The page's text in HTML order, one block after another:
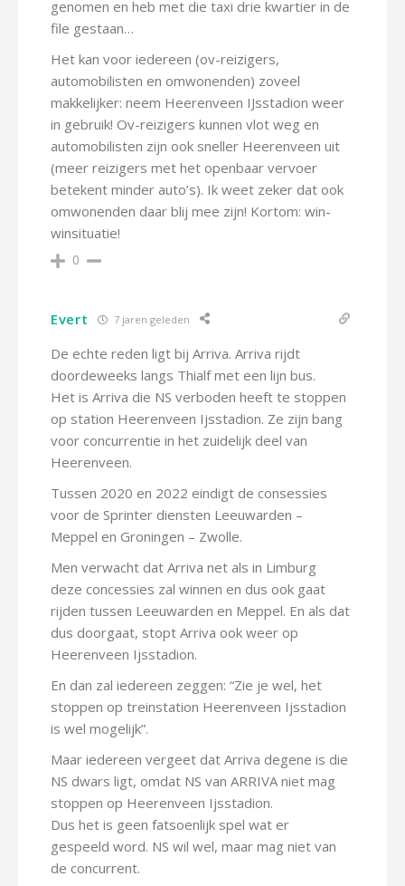
genomen en heb met die taxi drie kwartier in de
file gestaan…
Het kan voor iedereen (ov-reizigers,
automobilisten en omwonenden) zoveel
makkelijker: neem Heerenveen IJsstadion weer
in gebruik! Ov-reizigers kunnen vlot weg en
automobilisten zijn ook sneller Heerenveen uit
(meer reizigers met het openbaar vervoer
betekent minder auto’s). Ik weet zeker dat ook
omwonenden daar blij mee zijn! Kortom: win-
winsituatie!
0
Evert 7 jaren geleden
De echte reden ligt bij Arriva. Arriva rijdt
doordeweeks langs Thialf met een lijn bus.
Het is Arriva die NS verboden heeft te stoppen
op station Heerenveen Ijsstadion. Ze zijn bang
voor concurrentie in het zuidelijk deel van
Heerenveen.
Tussen 2020 en 2022 eindigt de consessies
voor de Sprinter diensten Leeuwarden –
Meppel en Groningen – Zwolle.
Men verwacht dat Arriva net als in Limburg
deze concessies zal winnen en dus ook gaat
rijden tussen Leeuwarden en Meppel. En als dat
dus doorgaat, stopt Arriva ook weer op
Heerenveen Ijsstadion.
En dan zal iedereen zeggen: “Zie je wel, het
stoppen op treinstation Heerenveen Ijsstadion
is wel mogelijk”.
Maar iedereen vergeet dat Arriva degene is die
NS dwars ligt, omdat NS van ARRIVA niet mag
stoppen op Heerenveen Ijsstadion.
Dus het is geen fatsoenlijk spel wat er
gespeeld word. NS wil wel, maar mag niet van
de concurrent.